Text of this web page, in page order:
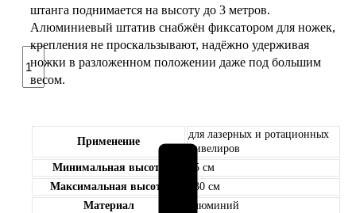
Количество
товара
Элевационный
штанга поднимается на высоту до 3 метров.
Алюминиевый штатив снабжён фиксатором для ножек,
крепления не проскальзывают, надёжно удерживая
ножки в разложенном положении даже под большим
весом.
Применение
для лазерных и ротационных
нивелиров
Минимальная высота
95 см
Максимальная высота
330 см
Материал
алюминий